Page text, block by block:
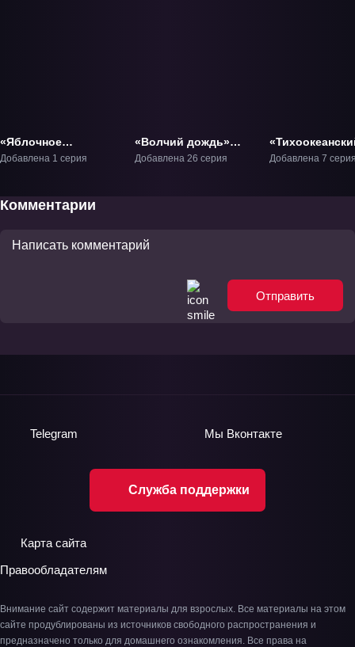
«Яблочное
зёрнышко 3: Проект
Добавлена 1 серия
«Волчий дождь»
ТВ-1
Добавлена 26 серия
рубеж: тёмная
Добавлена 7
Комментарии
Отправить
Служба поддержки
Telegram Мы Вконтакте
Карта сайта
Правообладателям
Внимание сайт содержит материалы для взрослых. Все материалы на этом
сайте продублированы из источников свободного распространения и
предназначено только для домашнего ознакомления. Все права на